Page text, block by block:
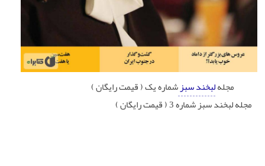
مجلهلبخند سبزشماره یک ( قیمت رایگان )
مجله لبخند سبز شماره 3 ( قیمت رایگان )